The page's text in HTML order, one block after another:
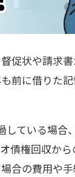
促状や請求
前に借りた
ている場合、
債権回収か
合の費用や